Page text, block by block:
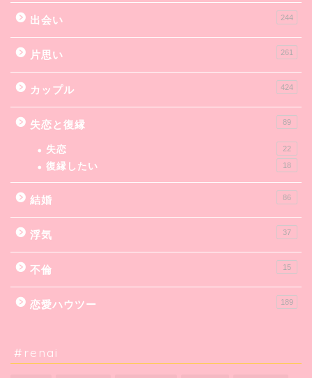
出会い 244
片思い 261
カップル 424
失恋と復縁 89
失恋 22
復縁したい 18
結婚 86
浮気 37
不倫 15
恋愛ハウツー 189
#renai